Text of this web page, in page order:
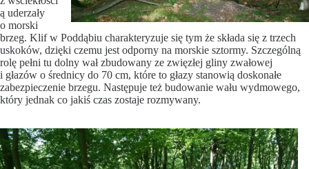
ą uderzały
o morski
brzeg. Klif w Poddąbiu charakteryzuje się tym że składa się z trzech
uskoków, dzięki czemu jest odporny na morskie sztormy. Szczególną
rolę pełni tu dolny wał zbudowany ze zwięzłej gliny zwałowej
i głazów o średnicy do 70 cm, które to głazy stanowią doskonałe
zabezpieczenie brzegu. Następuje też budowanie wału wydmowego,
który jednak co jakiś czas zostaje rozmywany.